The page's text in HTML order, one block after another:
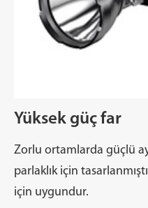
Yüksek güç far
Zorlu ortamlarda güçlü
parlaklık için
için uygundur.